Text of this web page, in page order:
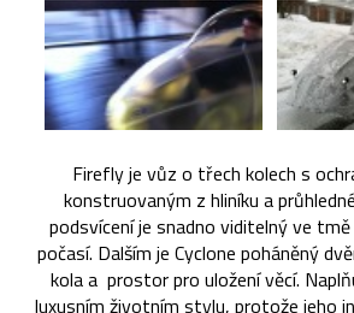
Firefly je vůz o třech kolech s
konstruovaným z hliníku a
podsvícení je snadno viditelný ve
počasí. Dalším je Cyclone poháněný
kola a prostor pro uložení věcí.
luxusním životním stylu, protože jeho